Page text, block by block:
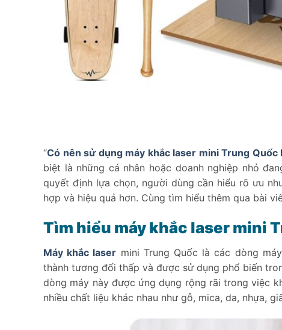
“Có nên sử dụng máy khắc laser mini Trung Quốc
biệt là những cá nhân hoặc doanh nghiệp nhỏ
quyết định lựa chọn, người dùng cần hiểu rõ ưu
hợp và hiệu quả hơn. Cùng tìm hiểu thêm qua bài
Tìm hiểu máy khắc laser mini
Máy khắc laser mini Trung Quốc là các dòng
thành tương đối thấp và được sử dụng phổ biến
dòng máy này được ứng dụng rộng rãi trong việc
nhiều chất liệu khác nhau như gỗ, mica, da, nhựa,